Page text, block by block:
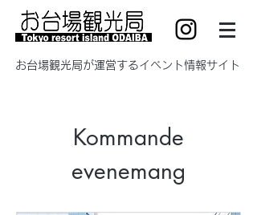
​お台場観光局が運営するイベント情報サイト
Kommande
evenemang